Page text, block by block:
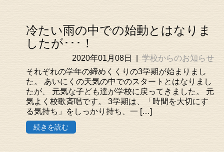
冷たい雨の中での始動とはなりま
したが･･･！
2020年01月08日
学校からのお知らせ
それぞれの学年の締めくくりの3学期が始まりまし
た。 あいにくの天気の中でのスタートとはなりまし
たが、 元気な子ども達が学校に戻ってきました。 元
気よく校歌斉唱です。 3学期は、「時間を大切にす
る気持ち」をしっかり持ち、一 […]
続きを読む